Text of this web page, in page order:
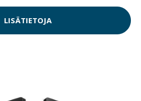
LISÄTIETOJA